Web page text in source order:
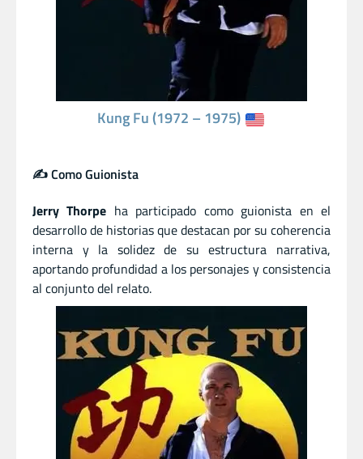
Kung Fu (1972 – 1975)
✍️ Como Guionista
Jerry Thorpe ha participado como guionista en el
desarrollo de historias que destacan por su coherencia
interna y la solidez de su estructura narrativa,
aportando profundidad a los personajes y consistencia
al conjunto del relato.